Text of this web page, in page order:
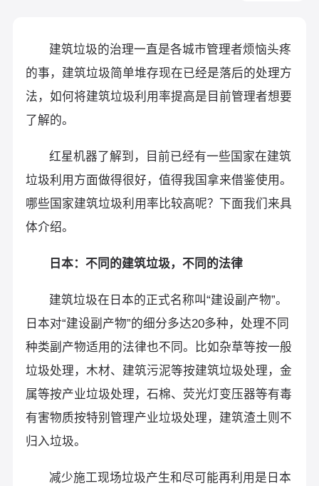
建筑垃圾的治理一直是各城市管理者烦恼头疼
的事，建筑垃圾简单堆存现在已经是落后的处理方
法，如何将建筑垃圾利用率提高是目前管理者想要
了解的。
红星机器了解到，目前已经有一些国家在建筑
垃圾利用方面做得很好，值得我国拿来借鉴使用。
哪些国家建筑垃圾利用率比较高呢？下面我们来具
体介绍。
日本：不同的建筑垃圾，不同的法律
建筑垃圾在日本的正式名称叫“建设副产物”。
日本对“建设副产物”的细分多达20多种，处理不同
种类副产物适用的法律也不同。比如杂草等按一般
垃圾处理，木材、建筑污泥等按建筑垃圾处理，金
属等按产业垃圾处理，石棉、荧光灯变压器等有毒
有害物质按特别管理产业垃圾处理，建筑渣土则不
归入垃圾。
减少施工现场垃圾产生和尽可能再利用是日本